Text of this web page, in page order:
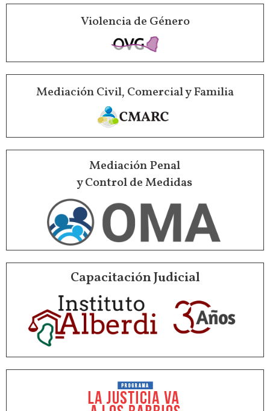
Violencia de Género
Mediación Civil, Comercial y Familia
Mediación Penal
y Control de Medidas
Capacitación Judicial